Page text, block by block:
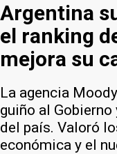
Argentina
el ranking
mejora su
La agencia
guiño al
del país. Valoró
económica y el